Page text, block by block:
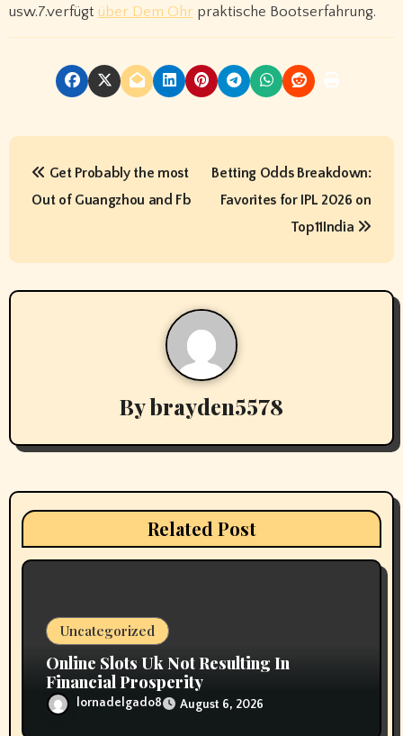
usw.7.verfügt über Dem Ohrpraktische Bootserfahrung.
P
t
n
g
a
Get Probably the most
Out of Guangzhou and Fb
Betting Odds Breakdown:
Favorites for IPL 2026 on
Top11India
Bybrayden5578
Related Post
Uncategorized
Online Slots Uk Not Resulting In
Financial Prosperity
lornadelgado8 August 6, 2026